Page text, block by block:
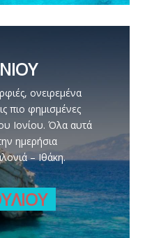
ονειρεμένα
πιο φημισμένες
Ιονίου. Όλα αυτά
ημερήσια
– Ιθάκη.